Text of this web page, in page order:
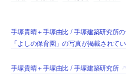
手塚貴晴＋手塚由比 / 手塚建築研究所
「よしの保育園」の写真が掲載されて
手塚貴晴＋手塚由比 / 手塚建築研究所